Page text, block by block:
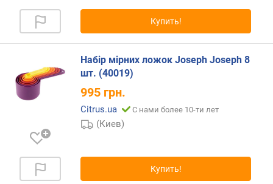
л
и
ч
т
п
Купить!
Набір мірних ложок Joseph Joseph 8
шт. (40019)
995 грн.
Citrus.ua С нами более 10-ти лет
(Киев)
Купить!